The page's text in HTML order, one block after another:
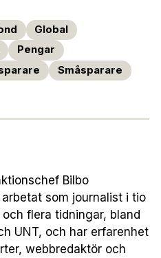
Global
Pengar
Småsparare
Bilbo
som journalist i tio
flera tidningar, bland
UNT, och har erfarenhet
webbredaktör och